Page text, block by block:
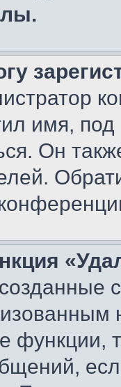
имя,
Он
функции,